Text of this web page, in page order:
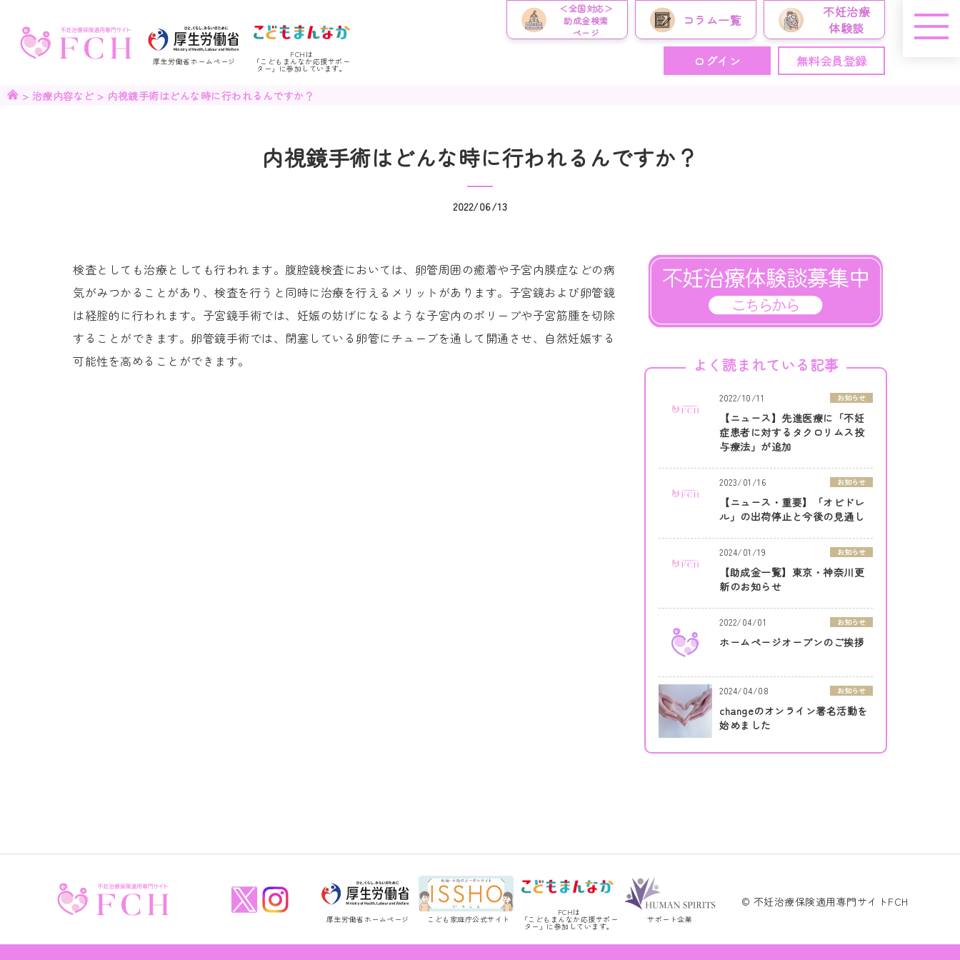
厚生労働省ホームページ
FCHは
「こどもまんなか応援サポー
ター」に参加しています。
＜全国対応＞
助成金検索
ページ
コラム一覧
不妊治療
体験談
ログイン
無料会員登録
> 治療内容など > 内視鏡手術はどんな時に行われるんですか？
内視鏡手術はどんな時に行われるんですか？
2022/06/13
検査としても治療としても行われます。腹腔鏡検査においては、卵管周囲の癒着や子宮内膜症などの病
気がみつかることがあり、検査を行うと同時に治療を行えるメリットがあります。子宮鏡および卵管鏡
は経腟的に行われます。子宮鏡手術では、妊娠の妨げになるような子宮内のポリープや子宮筋腫を切除
することができます。卵管鏡手術では、閉塞している卵管にチューブを通して開通させ、自然妊娠する
可能性を高めることができます。
よく読まれている記事
2022/10/11 お知らせ
【ニュース】先進医療に「不妊
症患者に対するタクロリムス投
与療法」が追加
2023/01/16 お知らせ
【ニュース・重要】「オビドレ
ル」の出荷停止と今後の見通し
2024/01/19 お知らせ
【助成金一覧】東京・神奈川更
新のお知らせ
2022/04/01 お知らせ
ホームページオープンのご挨拶
2024/04/08 お知らせ
changeのオンライン署名活動を
始めました
厚生労働省ホームページ こども家庭庁公式サイト
FCHは
「こどもまんなか応援サポー
ター」に参加しています。
サポート企業
© 不妊治療保険適用専門サイトFCH